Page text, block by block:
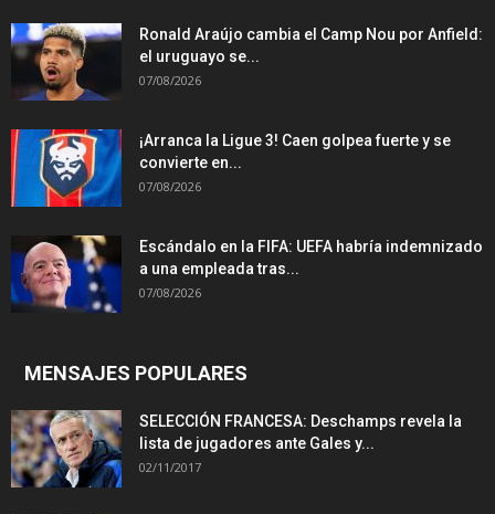
Ronald Araújo cambia el Camp Nou por Anfield:
el uruguayo se...
07/08/2026
¡Arranca la Ligue 3! Caen golpea fuerte y se
convierte en...
07/08/2026
Escándalo en la FIFA: UEFA habría indemnizado
a una empleada tras...
07/08/2026
MENSAJES POPULARES
SELECCIÓN FRANCESA: Deschamps revela la
lista de jugadores ante Gales y...
02/11/2017